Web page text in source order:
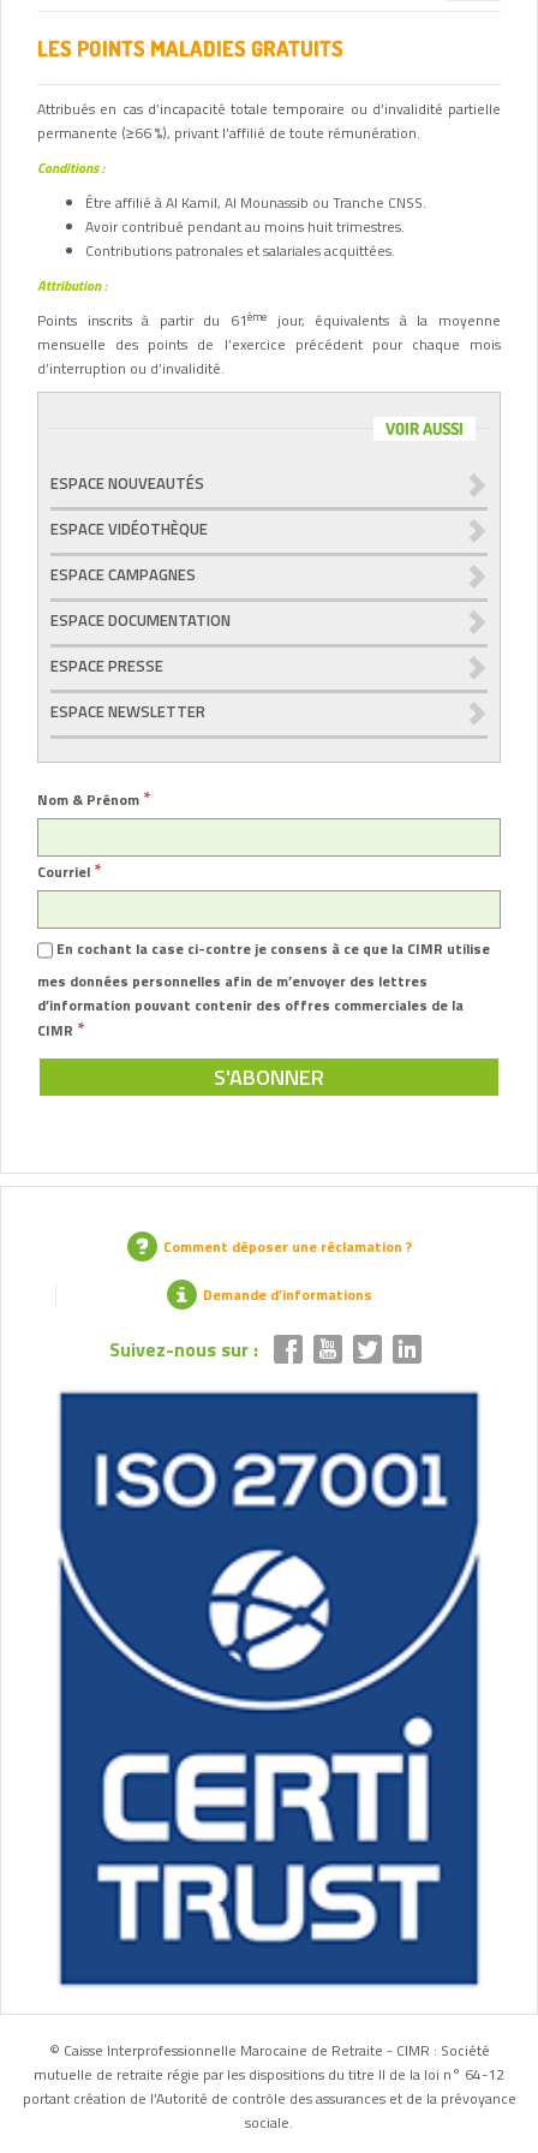
LES POINTS MALADIES GRATUITS
Attribués en cas d’incapacité totale temporaire ou d’invalidité partielle
permanente (≥66 %), privant l’affilié de toute rémunération.
Conditions :
Être affilié à Al Kamil, Al Mounassib ou Tranche CNSS.
Avoir contribué pendant au moins huit trimestres.
Contributions patronales et salariales acquittées.
Attribution :
Points inscrits à partir du 61ème
jour, équivalents à la moyenne
mensuelle des points de l’exercice précédent pour chaque mois
d’interruption ou d’invalidité.
VOIR AUSSI
ESPACE NOUVEAUTÉS
ESPACE VIDÉOTHÈQUE
ESPACE CAMPAGNES
ESPACE DOCUMENTATION
ESPACE PRESSE
ESPACE NEWSLETTER
Nom & Prénom *
Courriel *
En cochant la case ci-contre je consens à ce que la CIMR utilise
mes données personnelles afin de m’envoyer des lettres
d’information pouvant contenir des offres commerciales de la
CIMR *
Comment déposer une réclamation ?
Demande d’informations
Suivez-nous sur :
© Caisse Interprofessionnelle Marocaine de Retraite - CIMR : Société
mutuelle de retraite régie par les dispositions du titre II de la loi n° 64-12
portant création de l’Autorité de contrôle des assurances et de la prévoyance
sociale.